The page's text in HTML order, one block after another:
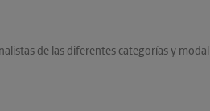
de las diferentes categorías y